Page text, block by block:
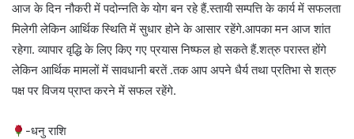
आज के दिन नौकरी में पदोन्नति के योग बन रहे हैं.स्तायी सम्पत्ति के कार्य में सफलता
मिलेगी लेकिन आर्थिक स्थिति में सुधार होने के आसार रहेंगे.आपका मन आज शांत
रहेगा. व्यापार वृद्धि के लिए किए गए प्रयास निष्फल हो सकते हैं.शत्रु परास्त होंगे
लेकिन आर्थिक मामलों में सावधानी बरतें .तक आप अपने धैर्य तथा प्रतिभा से शत्रु
पक्ष पर विजय प्राप्त करने में सफल रहेंगे.
-धनु राशि